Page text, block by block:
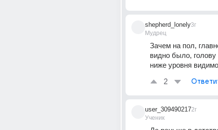
shepherd_lonely
Мудрец
3г
Зачем на пол,
видно было,
ниже уровня
2
user_309490217
Ученик
2г